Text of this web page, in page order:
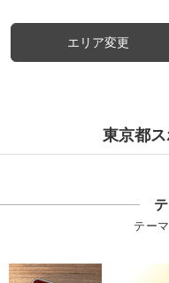
エリア変更
東京都
テー